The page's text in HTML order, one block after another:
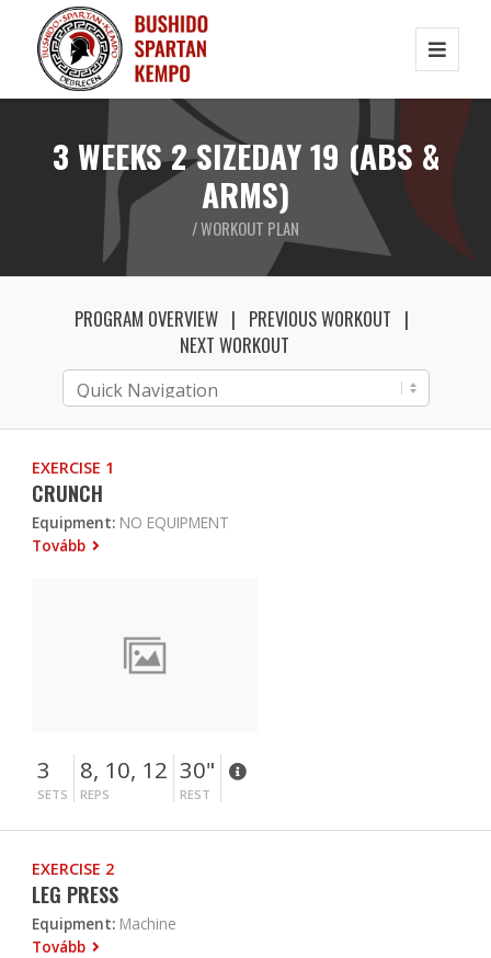
3 WEEKS 2 SIZEDAY 19 (ABS &
ARMS)
/ WORKOUT PLAN
PROGRAM OVERVIEW
PREVIOUS WORKOUT
NEXT WORKOUT
EXERCISE 1
CRUNCH
Equipment: NO EQUIPMENT
Tovább
3
SETS
8, 10, 12
REPS
30"
REST
EXERCISE 2
LEG PRESS
Equipment: Machine
Tovább